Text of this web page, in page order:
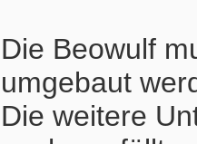
Die Beowulf
umgebaut
Die weitere